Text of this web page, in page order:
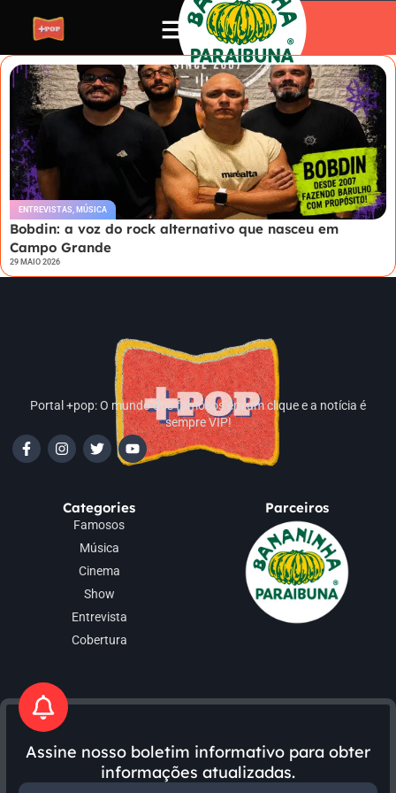
ENTREVISTAS, MÚSICA
Bobdin: a voz do rock alternativo que nasceu em
Campo Grande
29 MAIO 2026
Portal +pop: O mundo dos famosos em um clique e a notícia é
sempre VIP!
Categories
Famosos
Música
Cinema
Show
Entrevista
Cobertura
Parceiros
Assine nosso boletim informativo para obter
informações atualizadas.